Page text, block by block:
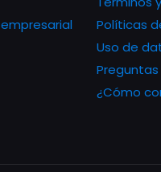
Políticas
Uso de
¿Cómo